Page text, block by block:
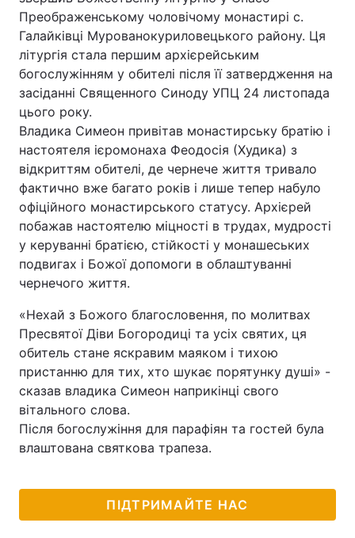
Преображенському чоловічому монастирі с.
Галайківці Мурованокуриловецького району. Ця
літургія стала першим архієрейським
богослужінням у обителі після її затвердження на
засіданні Священного Синоду УПЦ 24 листопада
цього року.
Владика Симеон привітав монастирську братію і
настоятеля ієромонаха Феодосія (Худика) з
відкриттям обителі, де чернече життя тривало
фактично вже багато років і лише тепер набуло
офіційного монастирського статусу. Архієрей
побажав настоятелю міцності в трудах, мудрості
у керуванні братією, стійкості у монашеських
подвигах і Божої допомоги в облаштуванні
чернечого життя.
«Нехай з Божого благословення, по молитвах
Пресвятої Діви Богородиці та усіх святих, ця
обитель стане яскравим маяком і тихою
пристанню для тих, хто шукає порятунку душі» -
сказав владика Симеон наприкінці свого
вітального слова.
Після богослужіння для парафіян та гостей була
влаштована святкова трапеза.
ПІДТРИМАЙТЕ НАС